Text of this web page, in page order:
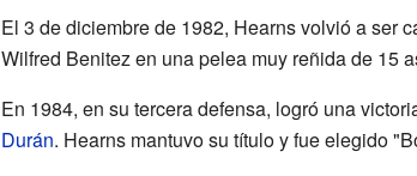
El 3 de diciembre de 1982, Hearns volvió a ser
Wilfred Benitez en una pelea muy reñida de 15
En 1984, en su tercera defensa, logró una
Durán. Hearns mantuvo su título y fue elegido